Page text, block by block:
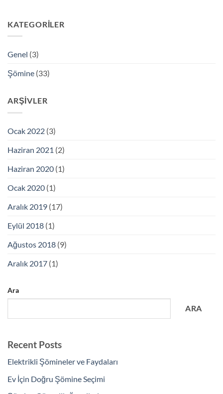
KATEGORILER
Genel (3)
Şömine (33)
ARŞIVLER
Ocak 2022 (3)
Haziran 2021 (2)
Haziran 2020 (1)
Ocak 2020 (1)
Aralık 2019 (17)
Eylül 2018 (1)
Ağustos 2018 (9)
Aralık 2017 (1)
Ara
ARA
Recent Posts
Elektrikli Şömineler ve Faydaları
Ev İçin Doğru Şömine Seçimi